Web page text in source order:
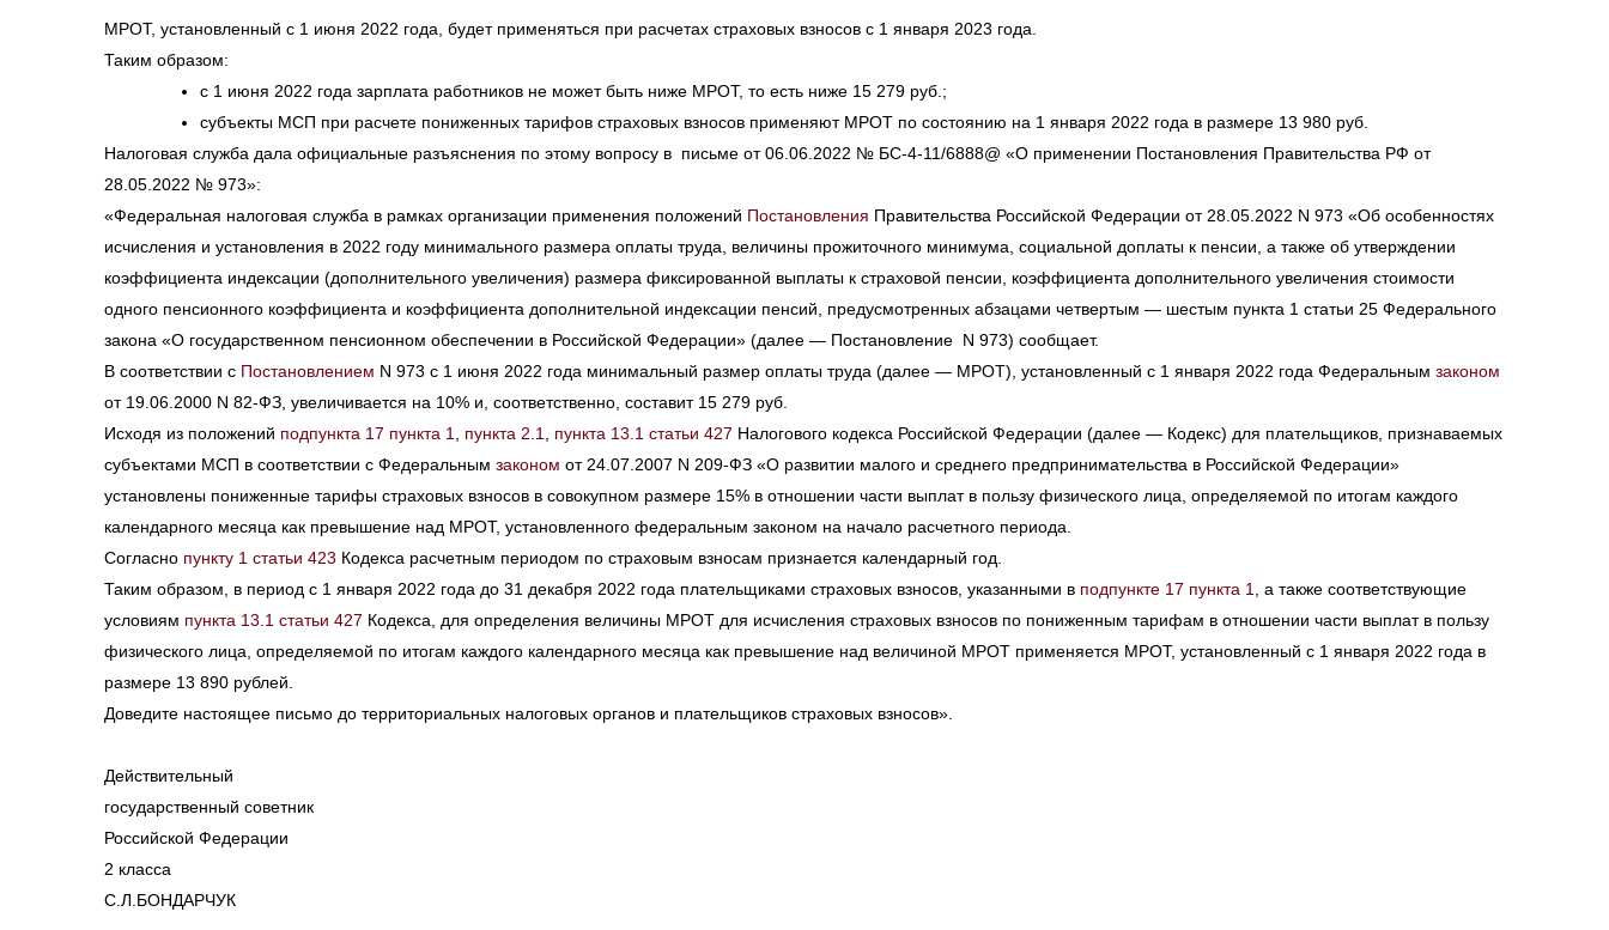
МРОТ, установленный с 1 июня 2022 года, будет применяться при расчетах страховых взносов с 1 января 2023 года.
Таким образом:
с 1 июня 2022 года зарплата работников не может быть ниже МРОТ, то есть ниже 15 279 руб.;
субъекты МСП при расчете пониженных тарифов страховых взносов применяют МРОТ по состоянию на 1 января 2022 года в размере 13 980 руб.
Налоговая служба дала официальные разъяснения по этому вопросу в письме от 06.06.2022 № БС-4-11/6888@ «О применении Постановления Правительства РФ от
28.05.2022 № 973»:
«Федеральная налоговая служба в рамках организации применения положений Постановления Правительства Российской Федерации от 28.05.2022 N 973 «Об особенностях
исчисления и установления в 2022 году минимального размера оплаты труда, величины прожиточного минимума, социальной доплаты к пенсии, а также об утверждении
коэффициента индексации (дополнительного увеличения) размера фиксированной выплаты к страховой пенсии, коэффициента дополнительного увеличения стоимости
одного пенсионного коэффициента и коэффициента дополнительной индексации пенсий, предусмотренных абзацами четвертым — шестым пункта 1 статьи 25 Федерального
закона «О государственном пенсионном обеспечении в Российской Федерации» (далее — Постановление N 973) сообщает.
В соответствии с Постановлением N 973 с 1 июня 2022 года минимальный размер оплаты труда (далее — МРОТ), установленный с 1 января 2022 года Федеральным законом
от 19.06.2000 N 82-ФЗ, увеличивается на 10% и, соответственно, составит 15 279 руб.
Исходя из положений подпункта 17 пункта 1 пункта 2.1 пункта 13.1 статьи 427 Налогового кодекса Российской Федерации (далее — Кодекс) для плательщиков, признаваемых
субъектами МСП в соответствии с Федеральным законом от 24.07.2007 N 209-ФЗ «О развитии малого и среднего предпринимательства в Российской Федерации»
установлены пониженные тарифы страховых взносов в совокупном размере 15% в отношении части выплат в пользу физического лица, определяемой по итогам каждого
календарного месяца как превышение над МРОТ, установленного федеральным законом на начало расчетного периода.
Согласно пункту 1 статьи 423 Кодекса расчетным периодом по страховым взносам признается календарный год.
Таким образом, в период с 1 января 2022 года до 31 декабря 2022 года плательщиками страховых взносов, указанными в подпункте 17 пункта 1
, а также соответствующие
условиям пункта 13.1 статьи 427 Кодекса, для определения величины МРОТ для исчисления страховых взносов по пониженным тарифам в отношении части выплат в пользу
физического лица, определяемой по итогам каждого календарного месяца как превышение над величиной МРОТ применяется МРОТ, установленный с 1 января 2022 года в
размере 13 890 рублей.
Доведите настоящее письмо до территориальных налоговых органов и плательщиков страховых взносов».
Действительный
государственный советник
Российской Федерации
2 класса
С.Л.БОНДАРЧУК